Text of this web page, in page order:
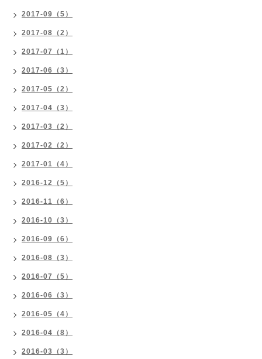
2017-09（5）
2017-08（2）
2017-07（1）
2017-06（3）
2017-05（2）
2017-04（3）
2017-03（2）
2017-02（2）
2017-01（4）
2016-12（5）
2016-11（6）
2016-10（3）
2016-09（6）
2016-08（3）
2016-07（5）
2016-06（3）
2016-05（4）
2016-04（8）
2016-03（3）